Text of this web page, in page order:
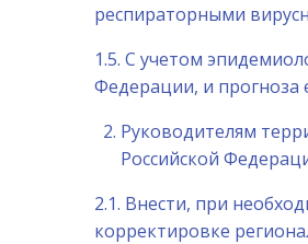
респираторными
1.5. С учетом
Федерации, и прогноза
Руководителям
Российской
2.1. Внести, при
корректировке